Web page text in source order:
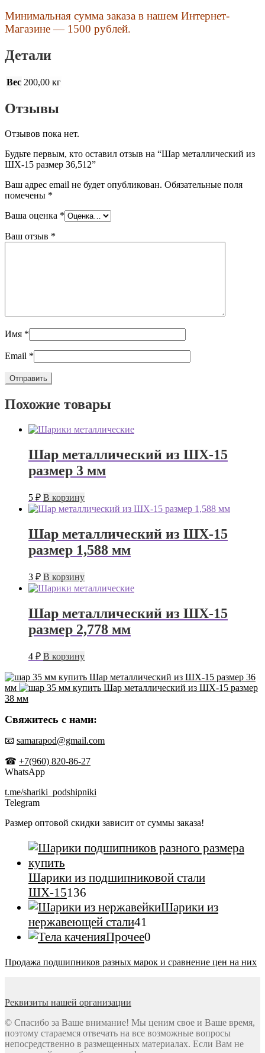
Минимальная сумма заказа в нашем Интернет-
Магазине — 1500 рублей.
Детали
Вес 200,00 кг
Отзывы
Отзывов пока нет.
Будьте первым, кто оставил отзыв на “Шар металлический из
ШХ-15 размер 36,512”
Ваш адрес email не будет опубликован. Обязательные поля
помечены *
Ваша оценка *
Ваш отзыв *
Имя *
Email *
Похожие товары
Шар металлический из ШХ-15
размер 3 мм
5 ₽ В корзину
Шар металлический из ШХ-15
размер 1,588 мм
3 ₽ В корзину
Шар металлический из ШХ-15
размер 2,778 мм
4 ₽ В корзину
Шар металлический из ШХ-15 размер 36
мм
Шар металлический из ШХ-15 размер
38 мм
Свяжитесь с нами:
📧 samarapod@gmail.com
☎ +7(960) 820-86-27
WhatsApp
t.me/shariki_podshipniki
Telegram
Размер оптовой скидки зависит от суммы заказа!
Шарики из подшипниковой стали
ШХ-15136
товаров
Шарики из
нержавеющей стали41
товар
Прочее0
Продажа подшипников разных марок и сравнение цен на них
Реквизиты нашей организации
© Спасибо за Ваше внимание! Мы ценим свое и Ваше время,
поэтому стараемся отвечать на все возможные вопросы
непосредственно в размещенных материалах. Если Вам не